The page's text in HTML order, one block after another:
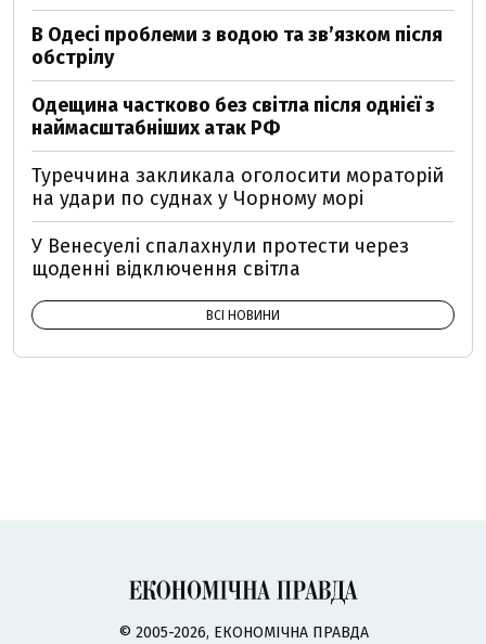
В Одесі проблеми з водою та звʼязком після
обстрілу
Одещина частково без світла після однієї з
наймасштабніших атак РФ
Туреччина закликала оголосити мораторій
на удари по суднах у Чорному морі
У Венесуелі спалахнули протести через
щоденні відключення світла
ВСІ НОВИНИ
© 2005-2026, ЕКОНОМІЧНА ПРАВДА